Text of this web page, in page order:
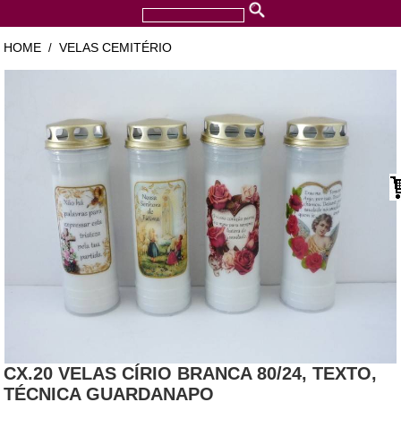
HOME / VELAS CEMITÉRIO
CX.20 VELAS CÍRIO BRANCA 80/24, TEXTO,
TÉCNICA GUARDANAPO